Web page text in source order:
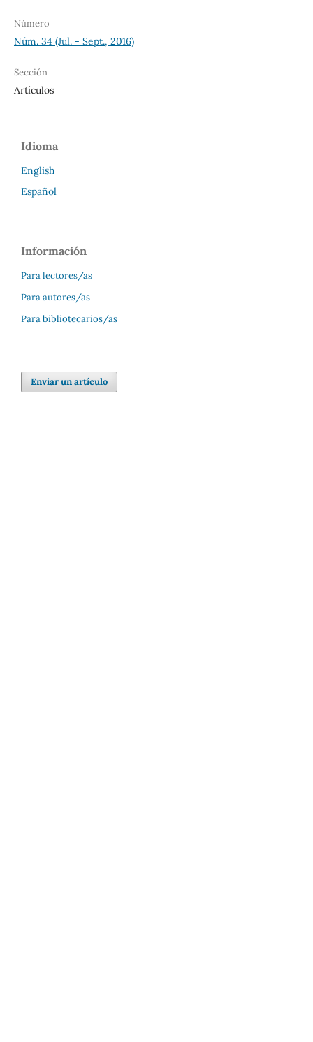
Número
Núm. 34 (Jul. - Sept., 2016)
Sección
Artículos
Idioma
English
Español
Información
Para lectores/as
Para autores/as
Para bibliotecarios/as
Enviar un artículo